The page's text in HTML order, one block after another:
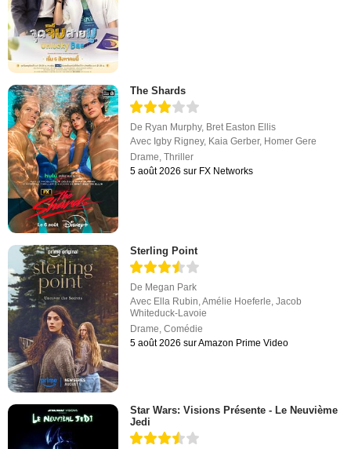
The Shards
De Ryan Murphy, Bret Easton Ellis
Avec Igby Rigney, Kaia Gerber, Homer Gere
Drame,Thriller
5 août 2026 sur FX Networks
Sterling Point
De Megan Park
Avec Ella Rubin ,Amélie Hoeferle ,Jacob
Whiteduck-Lavoie
Drame ,Comédie
5 août 2026 sur Amazon Prime Video
Star Wars: Visions Présente - Le Neuvième
Jedi